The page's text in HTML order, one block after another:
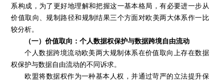
系构成，为了更好地理解和把握这一基本格局，有必要进一步从
价值取向、规制路径和规制结果三个方面对欧美两大体系作一比
较分析。
（一）价值取向：个人数据权保护与数据跨境自由流动
个人数据跨境流动欧美两大规制体系在价值取向上存在数据
权保护与数据自由流动的不同诉求。
欧盟将数据权作为一种基本人权，并通过苛严的立法提升保